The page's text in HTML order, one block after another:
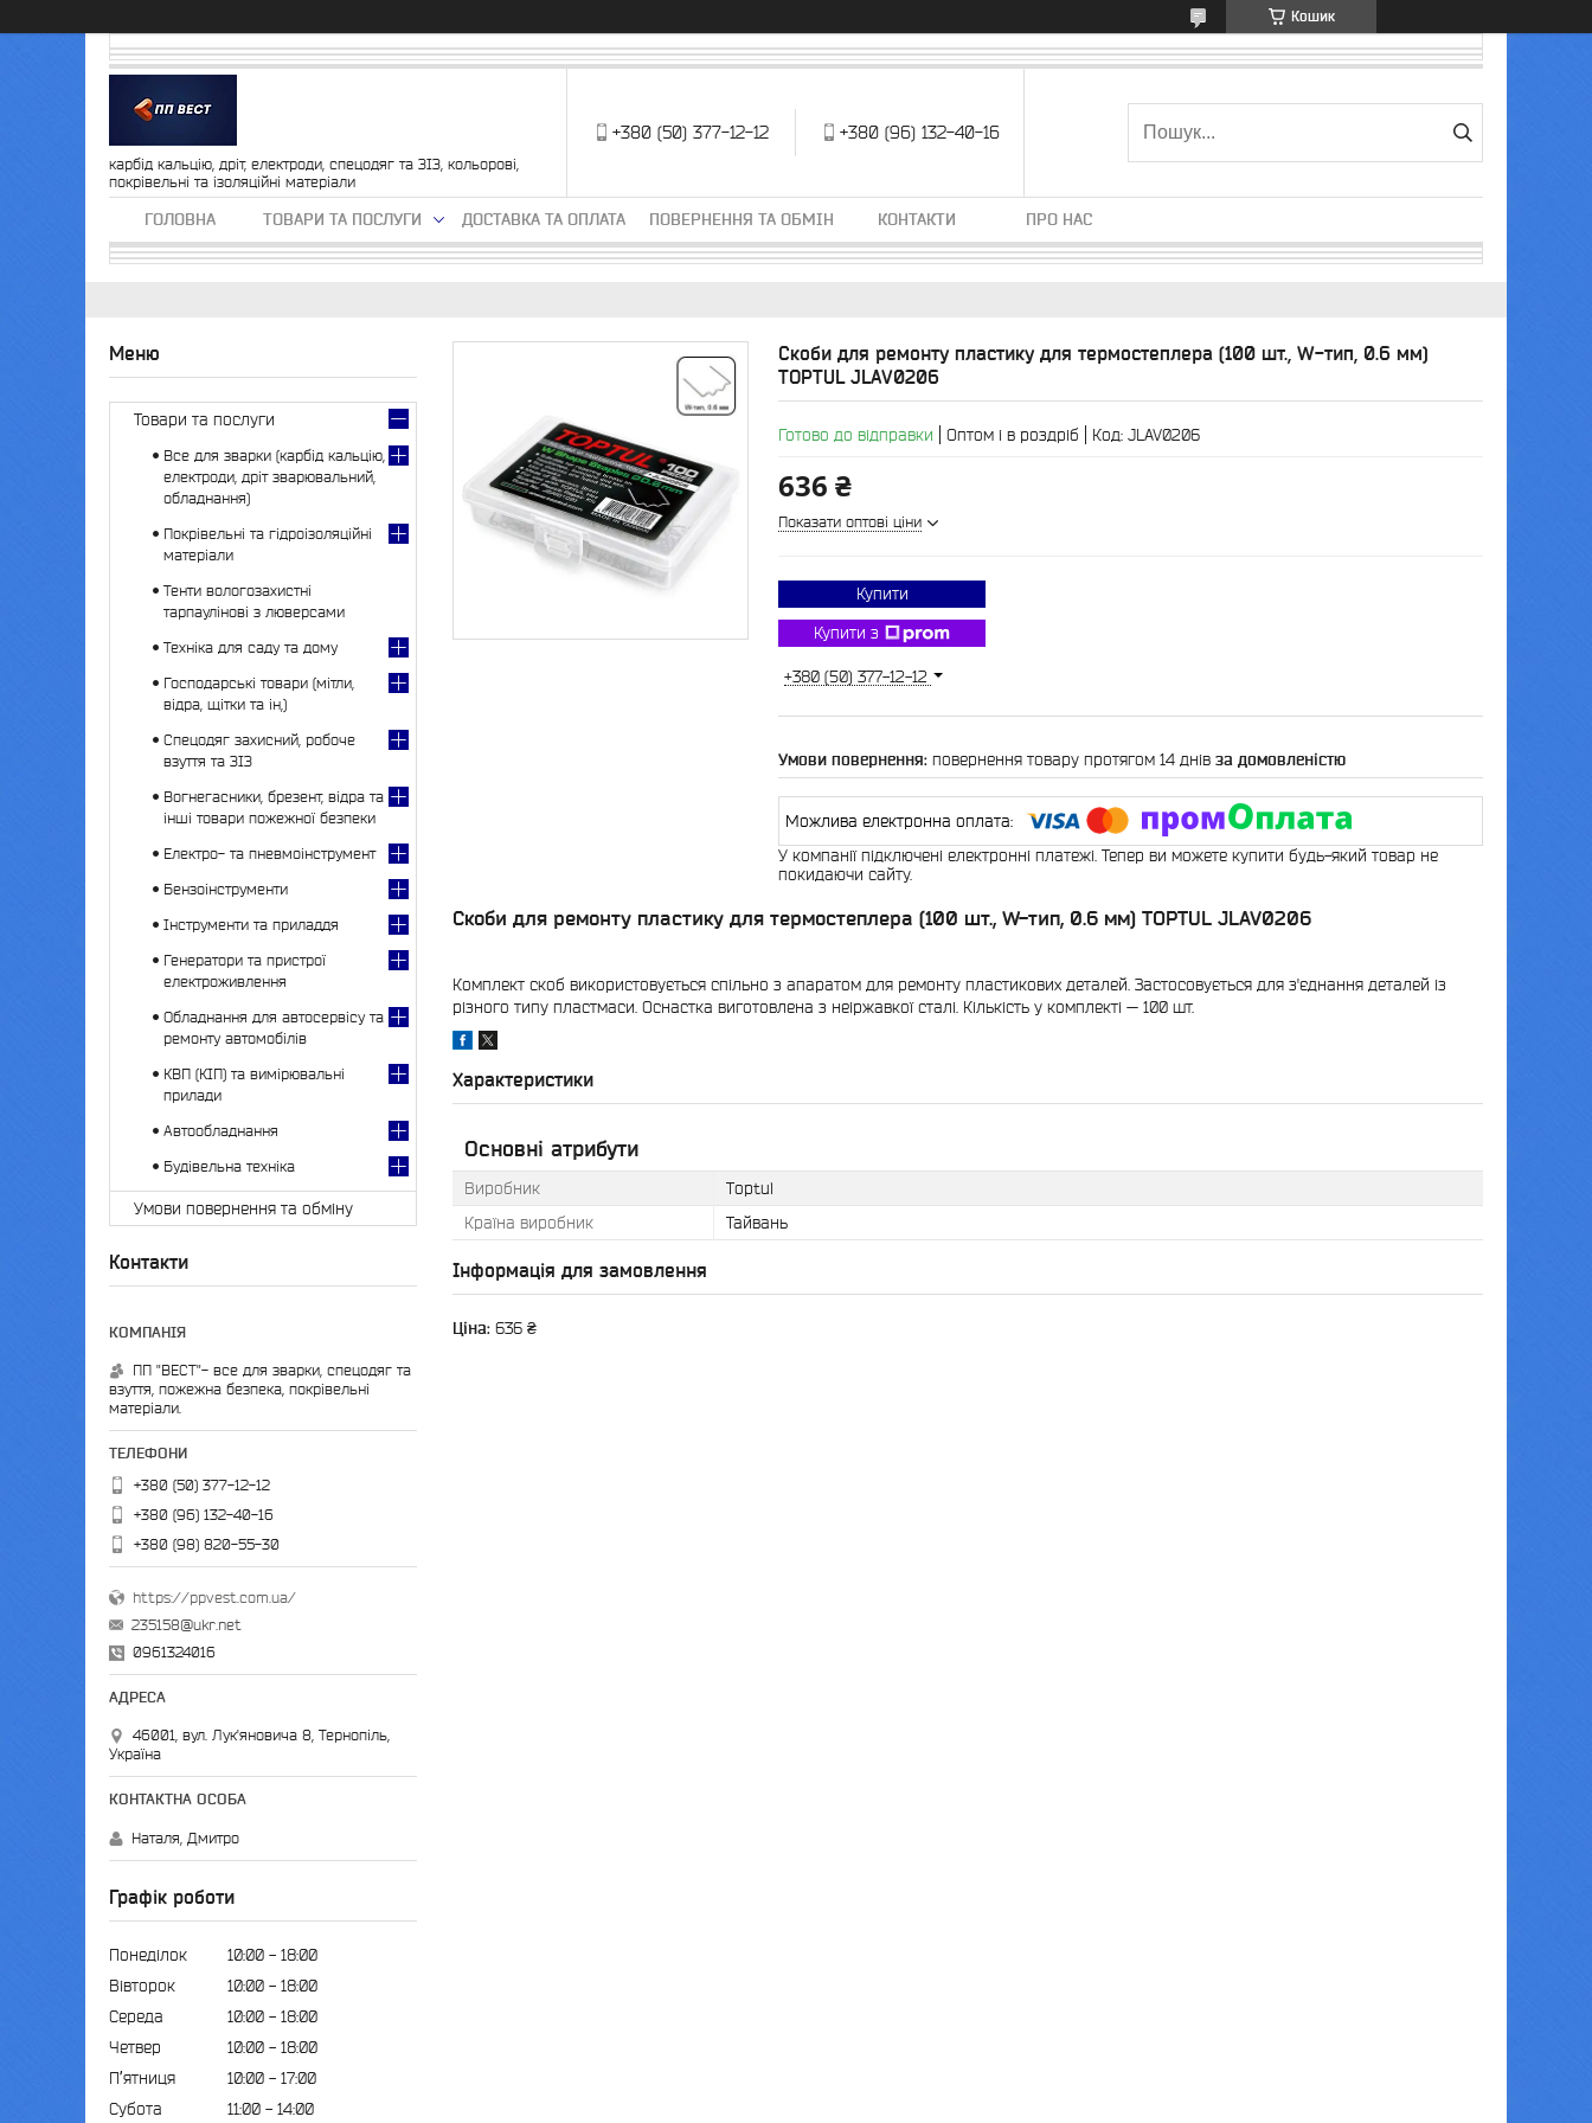
Кошик
карбід кальцію, дріт, електроди, спецодяг та ЗІЗ, кольорові,
покрівельні та ізоляційні матеріали
+380 (50) 377-12-12 +380 (96) 132-40-16
ГОЛОВНА ТОВАРИ ТА ПОСЛУГИ ДОСТАВКА ТА ОПЛАТА ПОВЕРНЕННЯ ТА ОБМІН КОНТАКТИ ПРО НАС
Скоби для ремонту пластику для термостеплера (100 шт., W-тип, 0.6 мм)
TOPTUL JLAV0206
Готово до відправки Оптом і в роздріб Код: JLAV0206
636 ₴
Показати оптові ціни
Купити
Купити з
+380 (50) 377-12-12
повернення товару протягом 14 днів за домовленістю
У компанії підключені електронні платежі. Тепер ви можете купити будь-який товар не
покидаючи сайту.
Скоби для ремонту пластику для термостеплера (100 шт., W-тип, 0.6 мм) TOPTUL JLAV0206
Комплект скоб використовується спільно з апаратом для ремонту пластикових деталей. Застосовується для з'єднання деталей із
різного типу пластмаси. Оснастка виготовлена з неіржавкої сталі. Кількість у комплекті — 100 шт.
Характеристики
Основні атрибути
Виробник
Toptul
Країна виробник
Тайвань
Інформація для замовлення
Ціна: 636 ₴
Товари та послуги
Все для зварки (карбід кальцію,
електроди, дріт зварювальний,
обладнання)
Покрівельні та гідроізоляційні
матеріали
Тенти вологозахистні
тарпаулінові з люверсами
Техніка для саду та дому
Господарські товари (мітли,
відра, щітки та ін,)
Спецодяг захисний, робоче
взуття та ЗІЗ
Вогнегасники, брезент, відра та
інші товари пожежної безпеки
Електро- та пневмоінструмент
Бензоінструменти
Інструменти та приладдя
Генератори та пристрої
електроживлення
Обладнання для автосервісу та
ремонту автомобілів
КВП (КІП) та вимірювальні
прилади
Автообладнання
Будівельна техніка
Умови повернення та обміну
Контакти
ПП "ВЕСТ"- все для зварки, спецодяг та
взуття, пожежна безпека, покрівельні
матеріали.
+380 (50) 377-12-12
+380 (96) 132-40-16
+380 (98) 820-55-30
https://ppvest.com.ua/
235158@ukr.net
0961324016
46001, вул. Лук'яновича 8, Тернопіль,
Україна
Наталя, Дмитро
Графік роботи
Понеділок 10:00
18:00
Вівторок
10:00
18:00
Середа
10:00
18:00
Четвер
10:00
18:00
Пʼятниця
10:00
17:00
Субота
11:00 14:00